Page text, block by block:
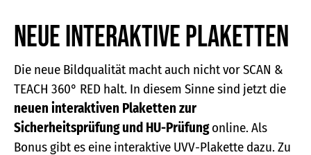
Neue interaktive Plaketten
Die neue Bildqualität macht auch nicht vor SCAN &
TEACH 360° RED halt. In diesem Sinne sind jetzt die
neuen interaktiven Plaketten zur
Sicherheitsprüfung und HU-Prüfungonline. Als
Bonus gibt es eine interaktive UVV-Plakette dazu. Zu